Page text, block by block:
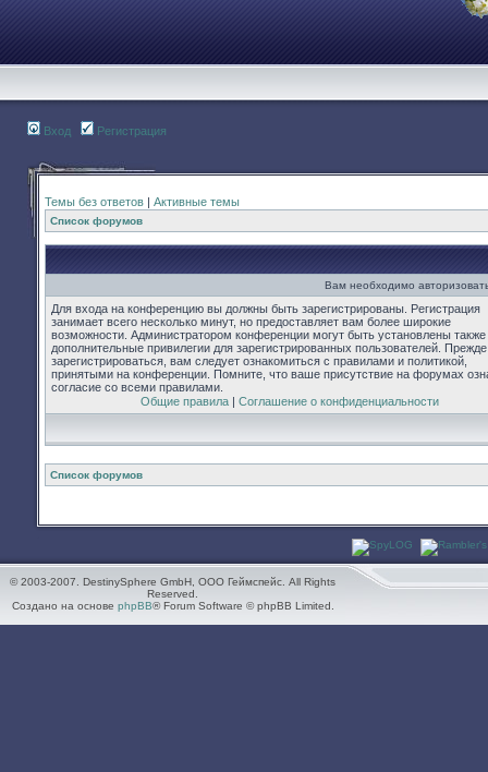
Вход Регистрация
Темы без ответов | Активные темы
Список форумов
Вам необходимо
Для входа на конференцию вы должны быть зарегистрированы. Регистрация
занимает всего несколько минут, но предоставляет вам более широкие
возможности. Администратором конференции могут быть установлены также
дополнительные привилегии для зарегистрированных пользователей.
зарегистрироваться, вам следует ознакомиться с правилами и политикой,
принятыми на конференции. Помните, что ваше присутствие на форумах
согласие со всеми правилами.
Общие правила| Соглашение о конфиденциальности
Список форумов
© 2003-2007. DestinySphere GmbH, ООО Геймспейс. All Rights
Reserved.
Создано на основе phpBB® Forum Software © phpBB Limited.